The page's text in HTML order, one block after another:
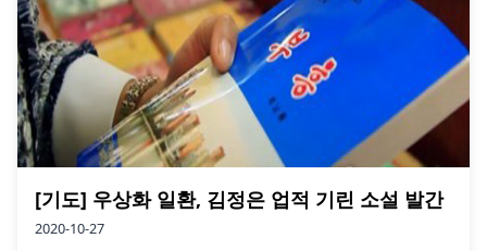
[기도] 우상화 일환, 김정은 업적 기린 소설 발간
2020-10-27